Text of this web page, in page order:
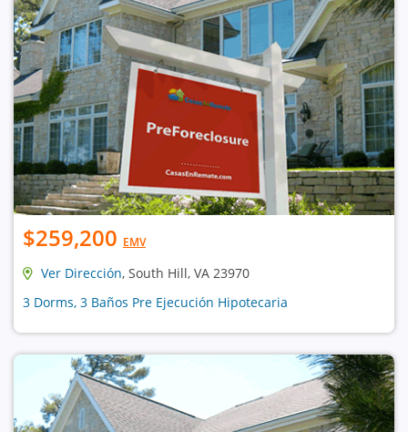
$259,200 EMV
Ver Dirección, South Hill, VA 23970
3 Dorms, 3 Baños Pre Ejecución Hipotecaria